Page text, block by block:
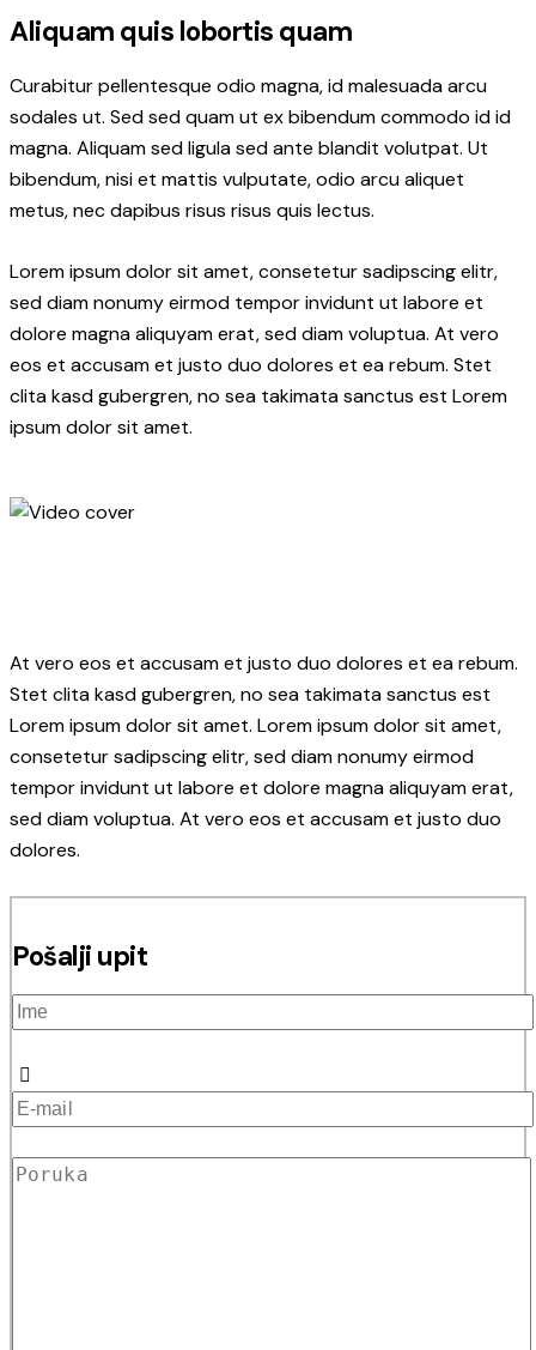
Aliquam quis lobortis quam
Curabitur pellentesque odio magna, id malesuada arcu
sodales ut. Sed sed quam ut ex bibendum commodo id id
magna. Aliquam sed ligula sed ante blandit volutpat. Ut
bibendum, nisi et mattis vulputate, odio arcu aliquet
metus, nec dapibus risus risus quis lectus.
Lorem ipsum dolor sit amet, consetetur sadipscing elitr,
sed diam nonumy eirmod tempor invidunt ut labore et
dolore magna aliquyam erat, sed diam voluptua. At vero
eos et accusam et justo duo dolores et ea rebum. Stet
clita kasd gubergren, no sea takimata sanctus est Lorem
ipsum dolor sit amet.
At vero eos et accusam et justo duo dolores et ea rebum.
Stet clita kasd gubergren, no sea takimata sanctus est
Lorem ipsum dolor sit amet. Lorem ipsum dolor sit amet,
consetetur sadipscing elitr, sed diam nonumy eirmod
tempor invidunt ut labore et dolore magna aliquyam erat,
sed diam voluptua. At vero eos et accusam et justo duo
dolores.
Pošalji upit